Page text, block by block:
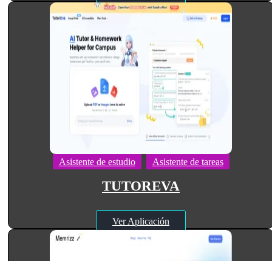
Asistente de estudio Asistente de tareas
TUTOREVA
Ver Aplicación